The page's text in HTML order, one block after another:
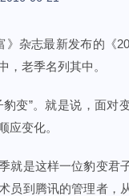
》杂志最新发布的《
，老季名列其中。
豹变”。就是说，面对
应变化。
就是这样一位豹变君
员到腾讯的管理者，